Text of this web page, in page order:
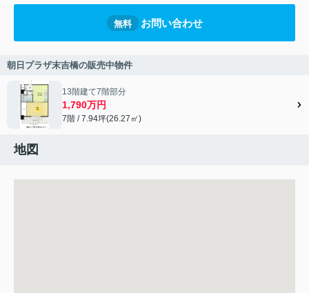
無料 お問い合わせ
朝日プラザ末吉橋の販売中物件
13階建て7階部分
1,790万円
7階 / 7.94坪(26.27㎡)
地図